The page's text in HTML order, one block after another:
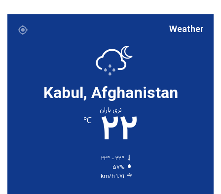
Weather
Kabul, Afghanistan
نری باران
۲۲ ℃
۵۷%
۱.۷۱ km/h